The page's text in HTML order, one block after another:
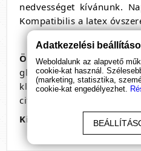
nedvességet kívánunk.
Kompatibilis a latex
Összetevők: Aqua (víz),
glikol, hidroxi-propil-
klorid, hidroxietil-
citromsav.
Kiszerelés
: 100ml
Adatkezelési
Weboldalunk az alapvető
cookie-kat használ.
(marketing, statisztika,
cookie-kat engedélyezhet.